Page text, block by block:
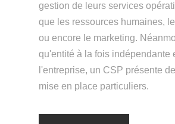
gestion de leurs services
que les ressources humaines,
ou encore le marketing.
qu'entité à la fois indépendante
l'entreprise, un CSP présente
mise en place particuliers.